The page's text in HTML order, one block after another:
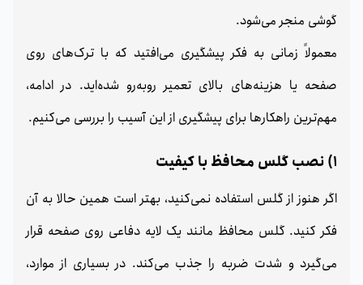
گوشی منجر می‌شود.
معمولاً زمانی به فکر پیشگیری می‌افتید که با ترک‌های روی
صفحه یا هزینه‌های بالای تعمیر روبه‌رو شده‌اید. در ادامه،
مهم‌ترین راهکارها برای پیشگیری از این آسیب را بررسی می‌کنیم.
1) نصب گلس محافظ با کیفیت
اگر هنوز از گلس استفاده نمی‌کنید، بهتر است همین حالا به آن
فکر کنید. گلس محافظ مانند یک لایه دفاعی روی صفحه قرار
می‌گیرد و شدت ضربه را جذب می‌کند. در بسیاری از موارد،